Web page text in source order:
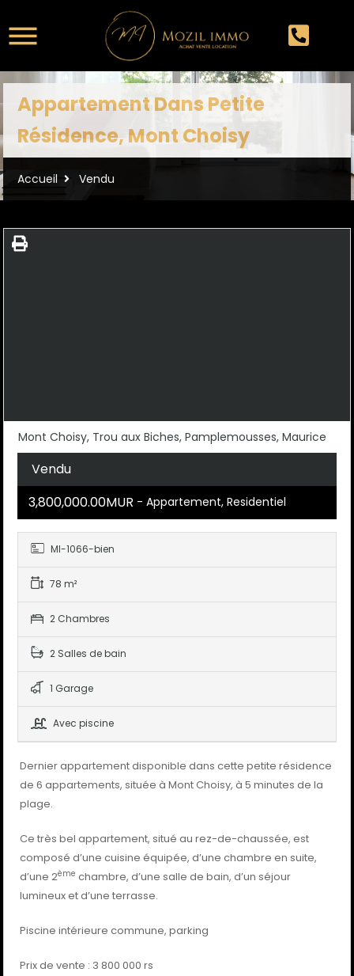
Appartement Dans Petite
Résidence, Mont Choisy
Accueil Vendu
Mont Choisy, Trou aux Biches, Pamplemousses, Maurice
Vendu
3,800,000.00MUR - Appartement, Residentiel
MI-1066-bien
78 m²
2 Chambres
2 Salles de bain
1 Garage
Avec piscine
Dernier appartement disponible dans cette petite résidence
de 6 appartements, située à Mont Choisy, à 5 minutes de la
plage.
Ce très bel appartement, situé au rez-de-chaussée, est
composé d’une cuisine équipée, d’une chambre en suite,
d’une 2ème chambre, d’une salle de bain, d’un séjour
lumineux et d’une terrasse.
Piscine intérieure commune, parking
Prix de vente : 3 800 000 rs